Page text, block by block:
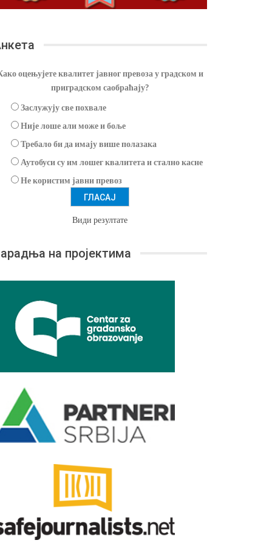
оцењујете квалитет јавног превоза у градском и
приградском саобраћају?
Заслужују све похвале
Није лоше али може и боље
Требало би да имају више полазака
Аутобуси су им лошег квалитета и стално касне
Не користим јавни превоз
Види резултате
на пројектима